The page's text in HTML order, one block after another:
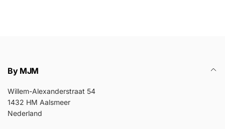
By MJM
Willem-Alexanderstraat 54
1432 HM Aalsmeer
Nederland